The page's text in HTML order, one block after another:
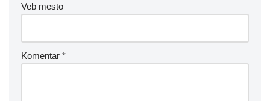
Veb mesto
Komentar *